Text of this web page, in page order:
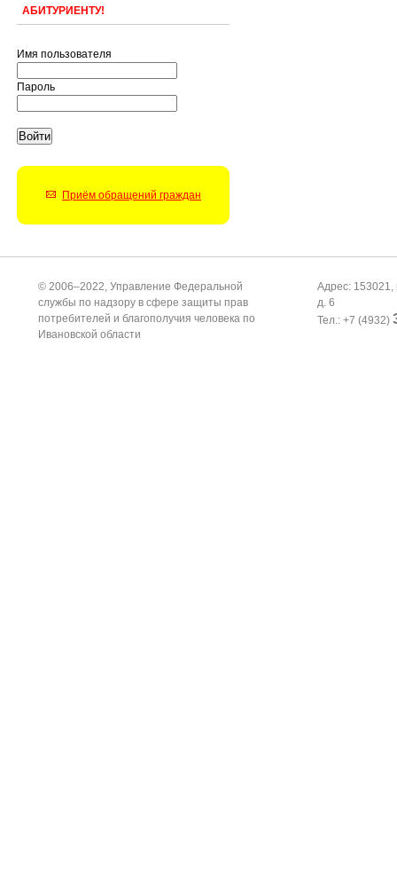
АБИТУРИЕНТУ!
Имя пользователя
Пароль
Приём обращений граждан
© 2006–2022, Управление Федеральной
службы по надзору в сфере защиты прав
потребителей и благополучия человека по
Ивановской области
Адрес: 153021,
д. 6
Тел.: +7 (4932)